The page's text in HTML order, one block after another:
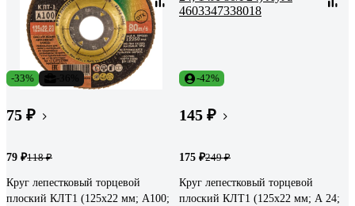
-33%
75 ₽
79 ₽118 ₽
Круг лепестковый торцевой
плоский КЛТ1 (125х22 мм; А100;
-42%
145 ₽
175 ₽249 ₽
Круг лепестковый торцевой
плоский КЛТ1 (125х22 мм; А 24;